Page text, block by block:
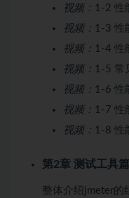
视频： 1-2 性
视频： 1-3 性
视频： 1-4 性
视频： 1-5 常
视频： 1-6 性
视频： 1-7 性
视频： 1-8 性
第2章 测试工具
整体介绍jmeter的